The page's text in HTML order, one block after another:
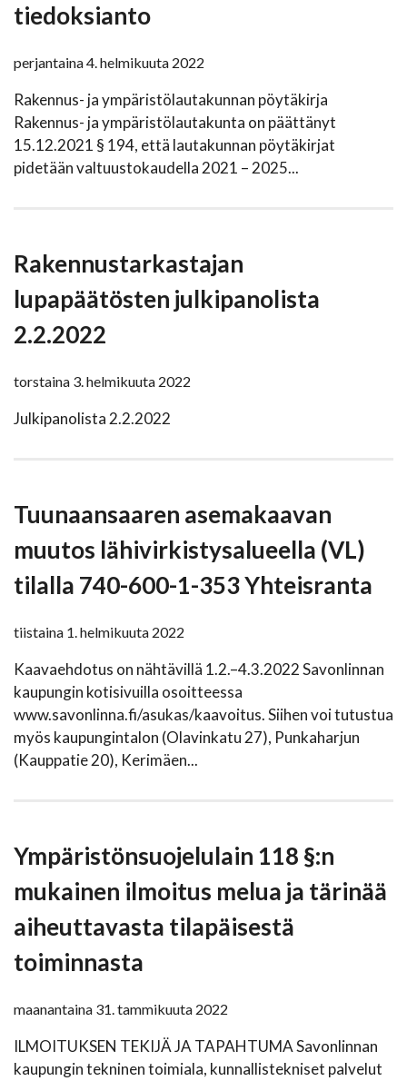
tiedoksianto
perjantaina 4. helmikuuta 2022
Rakennus- ja ympäristölautakunnan pöytäkirja
Rakennus- ja ympäristölautakunta on päättänyt
15.12.2021 § 194, että lautakunnan pöytäkirjat
pidetään valtuustokaudella 2021 – 2025...
Rakennustarkastajan
lupapäätösten julkipanolista
2.2.2022
torstaina 3. helmikuuta 2022
Julkipanolista 2.2.2022
Tuunaansaaren asemakaavan
muutos lähivirkistysalueella (VL)
tilalla 740-600-1-353 Yhteisranta
tiistaina 1. helmikuuta 2022
Kaavaehdotus on nähtävillä 1.2.–4.3.2022 Savonlinnan
kaupungin kotisivuilla osoitteessa
www.savonlinna.fi/asukas/kaavoitus. Siihen voi tutustua
myös kaupungintalon (Olavinkatu 27), Punkaharjun
(Kauppatie 20), Kerimäen...
Ympäristönsuojelulain 118 §:n
mukainen ilmoitus melua ja tärinää
aiheuttavasta tilapäisestä
toiminnasta
maanantaina 31. tammikuuta 2022
ILMOITUKSEN TEKIJÄ JA TAPAHTUMA Savonlinnan
kaupungin tekninen toimiala, kunnallistekniset palvelut